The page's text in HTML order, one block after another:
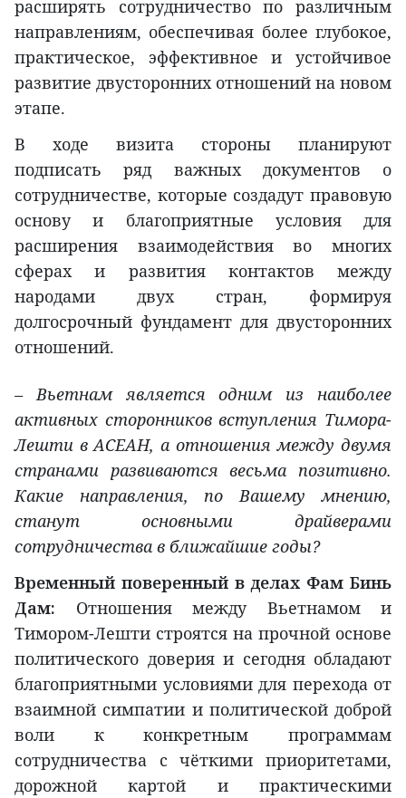
расширять сотрудничество по различным
направлениям, обеспечивая более глубокое,
практическое, эффективное и устойчивое
развитие двусторонних отношений на новом
этапе.
В ходе визита стороны планируют
подписать ряд важных документов о
сотрудничестве, которые создадут правовую
основу и благоприятные условия для
расширения взаимодействия во многих
сферах и развития контактов между
народами двух стран, формируя
долгосрочный фундамент для двусторонних
отношений.
– Вьетнам является одним из наиболее
активных сторонников вступления Тимора-
Лешти в АСЕАН, а отношения между двумя
странами развиваются весьма позитивно.
Какие направления, по Вашему мнению,
станут основными драйверами
сотрудничества в ближайшие годы?
Временный поверенный в делахФам Бинь
Дам: Отношения между Вьетнамом и
Тимором-Лешти строятся на прочной основе
политического доверия и сегодня обладают
благоприятными условиями для перехода от
взаимной симпатии и политической доброй
воли к конкретным программам
сотрудничества с чёткими приоритетами,
дорожной картой и практическими